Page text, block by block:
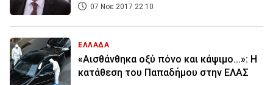
07 Νοε 2017 22:10
ΕΛΛΑΔΑ
«Αισθάνθηκα οξύ πόνο και κάψιμο...»: Η
κατάθεση του Παπαδήμου στην ΕΛΑΣ